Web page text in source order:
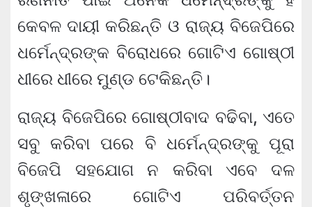
କେବଳ ଦାୟୀ କରିଛନ୍ତି ଓ ରାଜ୍ୟ ବିଜେପିରେ
ଧର୍ମେନ୍ଦ୍ରଙ୍କ ବିରୋଧରେ ଗୋଟିଏ ଗୋଷ୍ଠୀ
ଧୀରେ ଧୀରେ ମୁଣ୍ଡ ଟେକିଛନ୍ତି।
ରାଜ୍ୟ ବିଜେପିରେ ଗୋଷ୍ଠୀବାଦ ବଢିବା, ଏତେ
ସବୁ କରିବା ପରେ ବି ଧର୍ମେନ୍ଦ୍ରଙ୍କୁ ପୂରା
ବିଜେପି ସହଯୋଗ ନ କରିବା ଏବେ ଦଳ
ଶୃଙ୍ଖଳାରେ ଗୋଟିଏ ପରିବର୍ତ୍ତନ